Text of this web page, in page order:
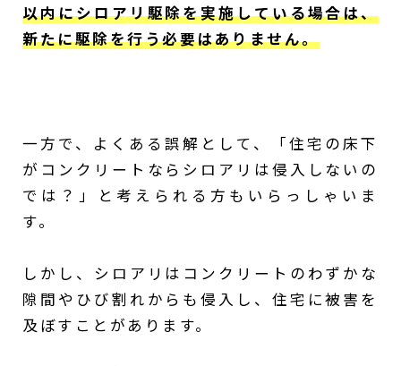
以内にシロアリ駆除を実施している場合は、
新たに駆除を行う必要はありません。
一方で、よくある誤解として、「住宅の床下
がコンクリートならシロアリは侵入しないの
では？」と考えられる方もいらっしゃいま
す。
しかし、シロアリはコンクリートのわずかな
隙間やひび割れからも侵入し、住宅に被害を
及ぼすことがあります。